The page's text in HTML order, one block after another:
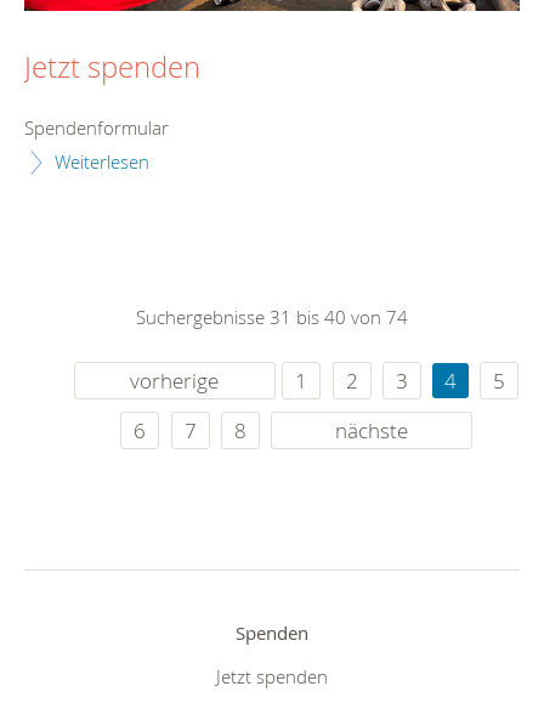
Jetzt spenden
Spendenformular
Weiterlesen
Suchergebnisse 31 bis 40 von 74
vorherige 1 2 3 4
5
6
7 8 nächste
Spenden
Jetzt spenden